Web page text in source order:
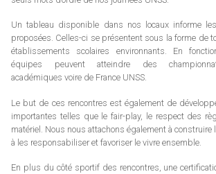
Un tableau disponible dans nos locaux informe
proposées. Celles-ci se présentent sous la forme de
établissements scolaires environnants. En
équipes peuvent atteindre des
académiques voire de France UNSS.
Le but de ces rencontres est également de
importantes telles que le fair-play, le respect des
matériel. Nous nous attachons également à construire
à les responsabiliser et favoriser le vivre ensemble.
En plus du côté sportif des rencontres, une